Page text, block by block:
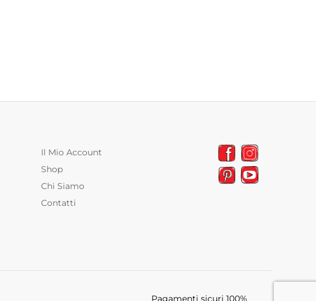
Il Mio Account
Shop
Chi Siamo
Contatti
Pagamenti sicuri 100%